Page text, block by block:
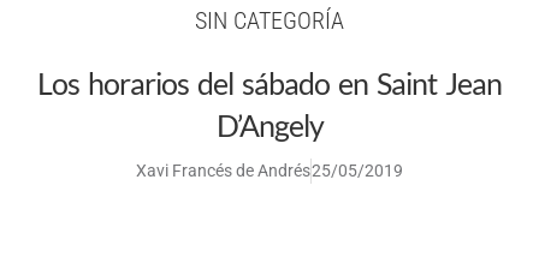
SIN CATEGORÍA
Los horarios del sábado en Saint Jean
D’Angely
Xavi Francés de Andrés25/05/2019